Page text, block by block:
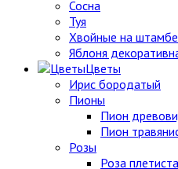
Сосна
Туя
Хвойные на штамбе
Яблоня
Цветы
Ирис бородатый
Пионы
Пион
Пион
Розы
Роза